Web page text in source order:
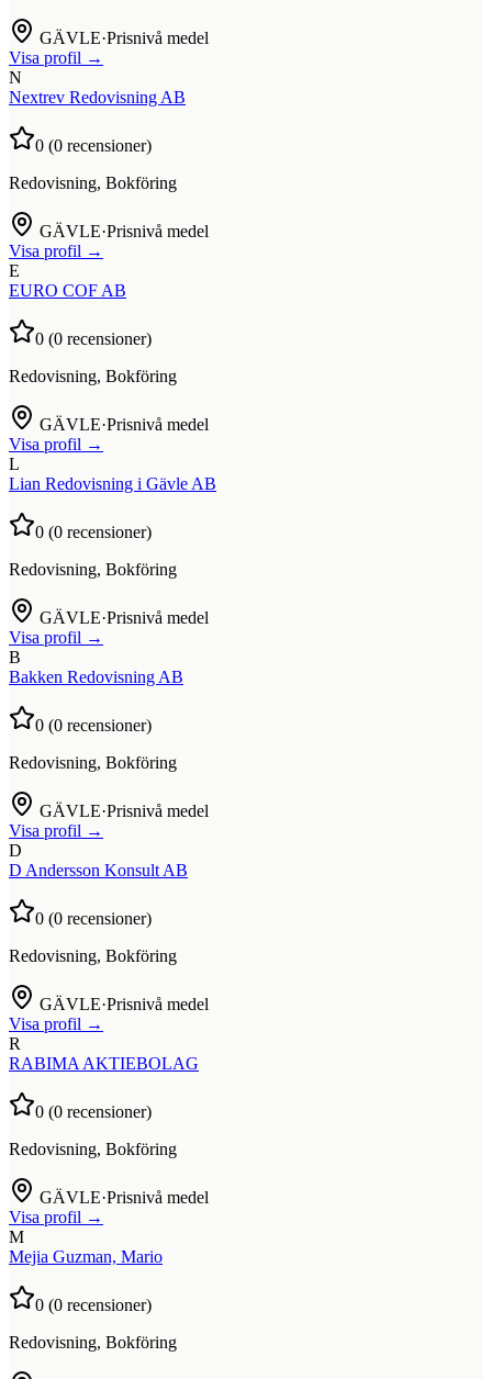
GÄVLE·Prisnivå medel
Visa profil →
N
Nextrev Redovisning AB
0 (0 recensioner)
Redovisning, Bokföring
GÄVLE·Prisnivå medel
Visa profil →
E
EURO COF AB
0 (0 recensioner)
Redovisning, Bokföring
GÄVLE·Prisnivå medel
Visa profil →
L
Lian Redovisning i Gävle AB
0 (0 recensioner)
Redovisning, Bokföring
GÄVLE·Prisnivå medel
Visa profil →
B
Bakken Redovisning AB
0 (0 recensioner)
Redovisning, Bokföring
GÄVLE·Prisnivå medel
Visa profil →
D
D Andersson Konsult AB
0 (0 recensioner)
Redovisning, Bokföring
GÄVLE·Prisnivå medel
Visa profil →
R
RABIMA AKTIEBOLAG
0 (0 recensioner)
Redovisning, Bokföring
GÄVLE·Prisnivå medel
Visa profil →
M
Mejia Guzman, Mario
0 (0 recensioner)
Redovisning, Bokföring